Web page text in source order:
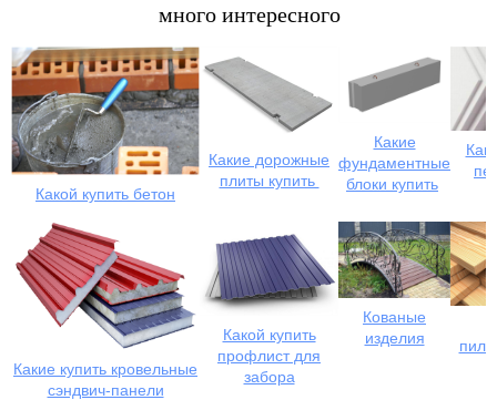
много интересного
Какой купить бетон
Какие дорожные
плиты купить
Какие
фундаментные
блоки купить
Какие купить кровельные
сэндвич-панели
Какой купить
профлист для
забора
Кованые
изделия